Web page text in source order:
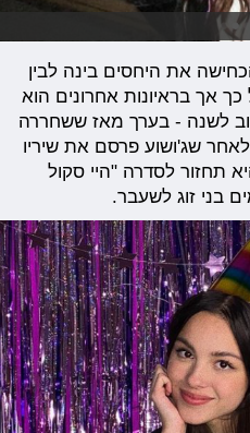
את היחסים בינה לבין
אך בראיונות אחרונים הוא
לשנה - בערך מאז ששחררה
שג'ושוע פרסם את שיריו
תחזור לסדרה "היי סקול
בני זוג לשעבר.